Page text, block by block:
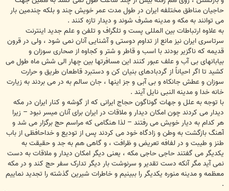
حاجیان مناطق مختلفه ایران در طول مدت عمر خویش چند و بلکه چندمین بار
می توانند به مکه و مدینه مشرف شوند و دیدار تازه کنند .
به علاوه ارتباطات بین المللی پست و تلگراف و تلفن و علم جدید اینترنت
سرتاسری ایران نیز مانع از تداوم دوستی و آشنایی آنان نمی شود ، ولی در قرون
قدیمه که ناگزیر بودند با اسب و قاطر و شتر و کجاوه از صحاری سوزان و
بیابانهای بی آب و علف عبور کنند این مسافرتها بین چهار الی شش ماه طول می
کشید تا اگر احیاناً از گردبادهای بنیان کن و دستبرد قاطعان طریق و حرارت
سوزان و عطش جانکاه و بی آبی و جز اینها ، جان سالم به در می بردند به زیارت
خانه خدا و مدینه النبی نایل آیند .
با توجه به علل و جهات گوناگون حجاج ایرانی که از گوشه و کنار ایران در مکه
دیدار می کردند چون امکان دیدار و ملاقات در ایران برای آنان میسر نبود – زیرا
هر کدام به دیار خویش می رفتند – لذا هنگامی که مراسم حج برگزار می شد و
آهنگ بازگشت به وطن و زادگاه خود می کردند پس از تودیع و خداحافظی از باب
طنز و طیبت و در لفافه تعریض و ظرافت ، و گاهی هم به جد و حقیقت به
یکدیگر می گفتند حاجی حاجی مکه ، یعنی دیگر امکان دیدار و ملاقات به دست
نمی آید مگر آنکه دست تقدیر و سرنوشت بار دیگر تدارک سفر حج کند و در مکه
معظمه و مدینه منوره یکدیگر را ببینیم و خاطرات شیرین گذشته را تجدید نماییم
.